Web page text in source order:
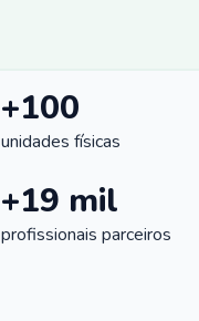
+100
unidades físicas
+19 mil
profissionais parceiros